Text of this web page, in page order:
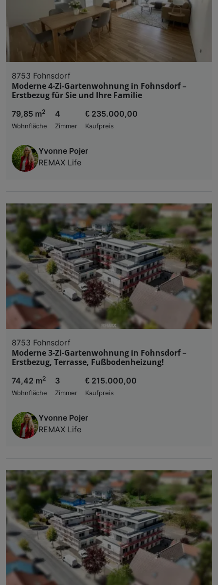
8753 Fohnsdorf
Moderne 4-Zi-Gartenwohnung in Fohnsdorf –
Erstbezug für Sie und Ihre Familie
79,85 m2
Wohnfläche
4
Zimmer
€ 235.000,00
Kaufpreis
Yvonne Pojer
REMAX Life
8753 Fohnsdorf
Moderne 3-Zi-Gartenwohnung in Fohnsdorf –
Erstbezug, Terrasse, Fußbodenheizung!
74,42 m2
Wohnfläche
3
Zimmer
€ 215.000,00
Kaufpreis
Yvonne Pojer
REMAX Life